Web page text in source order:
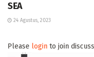
SEA
24 Agustus, 2023
Please login to join